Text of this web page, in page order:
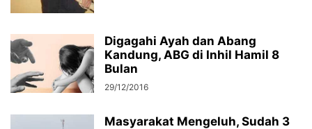
Digagahi Ayah dan Abang
Kandung, ABG di Inhil Hamil 8
Bulan
29/12/2016
Masyarakat Mengeluh, Sudah 3